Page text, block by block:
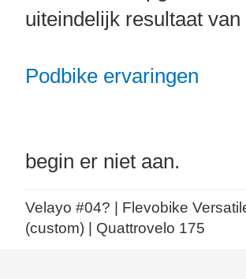
uiteindelijk resultaat
Podbike ervaringen
begin er niet aan.
Velayo #04? | Flevobike
(custom) | Quattrovelo 175